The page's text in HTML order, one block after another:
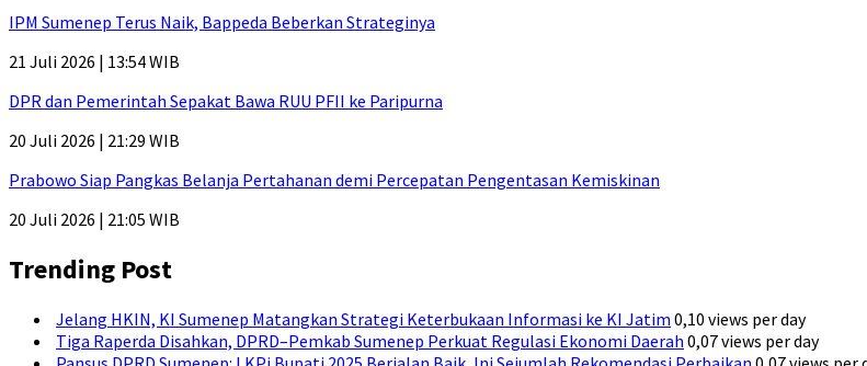
IPM Sumenep Terus Naik, Bappeda Beberkan Strateginya
21 Juli 2026 | 13:54 WIB
DPR dan Pemerintah Sepakat Bawa RUU PFII ke Paripurna
20 Juli 2026 | 21:29 WIB
Prabowo Siap Pangkas Belanja Pertahanan demi Percepatan Pengentasan Kemiskinan
20 Juli 2026 | 21:05 WIB
Trending Post
Jelang HKIN, KI Sumenep Matangkan Strategi Keterbukaan Informasi ke KI Jatim 0,10 views per day
Tiga Raperda Disahkan, DPRD–Pemkab Sumenep Perkuat Regulasi Ekonomi Daerah 0,07 views per day